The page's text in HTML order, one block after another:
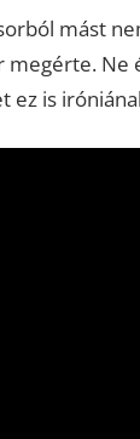
mást
Ne
ez is